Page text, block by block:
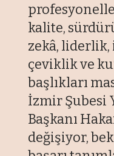
kalite,
zekâ, liderlik,
çeviklik ve
başlıkları
İzmir Şubesi
Başkanı
değişiyor,